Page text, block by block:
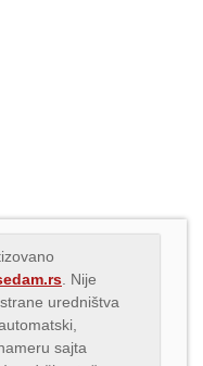
. Nije
uredništva
sajta